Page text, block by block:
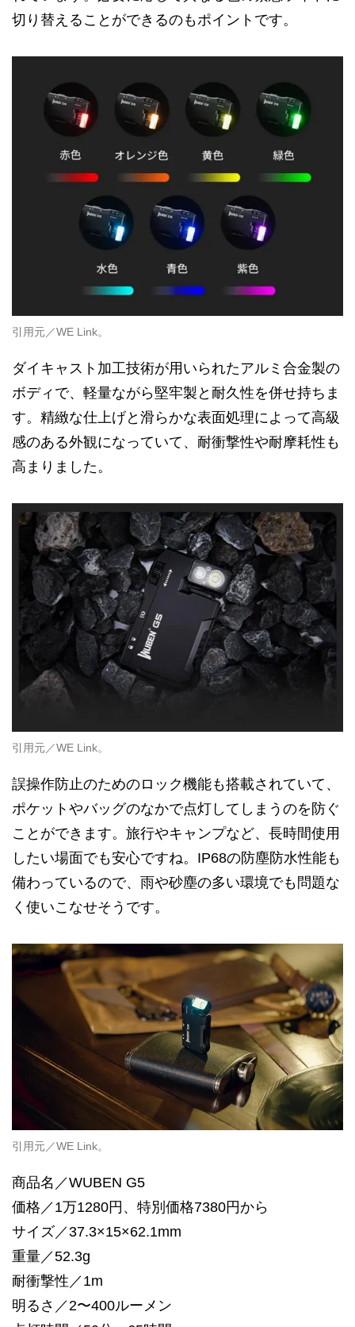
切り替えることができるのもポイントです。
引用元／WE Link。
ダイキャスト加工技術が用いられたアルミ合金製の
ボディで、軽量ながら堅牢製と耐久性を併せ持ちま
す。精緻な仕上げと滑らかな表面処理によって高級
感のある外観になっていて、耐衝撃性や耐摩耗性も
高まりました。
引用元／WE Link。
誤操作防止のためのロック機能も搭載されていて、
ポケットやバッグのなかで点灯してしまうのを防ぐ
ことができます。旅行やキャンプなど、長時間使用
したい場面でも安心ですね。IP68の防塵防水性能も
備わっているので、雨や砂塵の多い環境でも問題な
く使いこなせそうです。
引用元／WE Link。
商品名／WUBEN G5
価格／1万1280円、特別価格7380円から
サイズ／37.3×15×62.1mm
重量／52.3g
耐衝撃性／1m
明るさ／2〜400ルーメン